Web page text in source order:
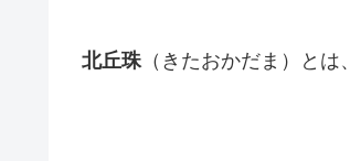
北丘珠 （きたおかだま）とは、